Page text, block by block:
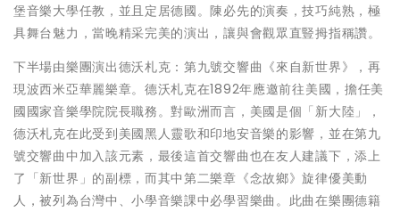
堡音樂大學任教，並且定居德國。陳必先的演奏，技巧純熟，極
具舞台魅力，當晚精采完美的演出，讓與會觀眾直豎拇指稱讚。
下半場由樂團演出德沃札克：第九號交響曲《來自新世界》，再
現波西米亞華麗樂章。德沃札克在1892年應邀前往美國，擔任美
國國家音樂學院院長職務。對歐洲而言，美國是個「新大陸」，
德沃札克在此受到美國黑人靈歌和印地安音樂的影響，並在第九
號交響曲中加入該元素，最後這首交響曲也在友人建議下，添上
了「新世界」的副標，而其中第二樂章《念故鄉》旋律優美動
人，被列為台灣中、小學音樂課中必學習樂曲。此曲在樂團德籍